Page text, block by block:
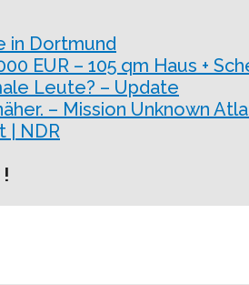
in Dortmund
EUR – 105 qm Haus +
Leute? – Update
– Mission Unknown
| NDR